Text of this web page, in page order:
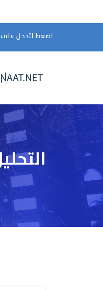
اضغط لتدخل على